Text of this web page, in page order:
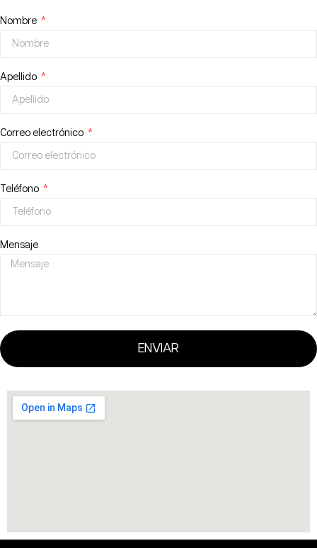
Nombre
Apellido
Correo electrónico
Teléfono
Mensaje
ENVIAR